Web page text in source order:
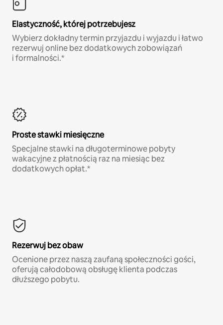
Elastyczność, której potrzebujesz
Wybierz dokładny termin przyjazdu i wyjazdu i łatwo
rezerwuj online bez dodatkowych zobowiązań
i formalności.*
Proste stawki miesięczne
Specjalne stawki na długoterminowe pobyty
wakacyjne z płatnością raz na miesiąc bez
dodatkowych opłat.*
Rezerwuj bez obaw
Ocenione przez naszą zaufaną społeczności gości,
oferują całodobową obsługę klienta podczas
dłuższego pobytu.